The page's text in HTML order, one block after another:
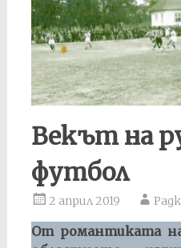
Векът на
футбол
2 април 2019
От романтиката